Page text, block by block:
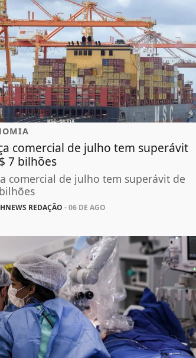
comercial de julho tem superávit
7 bilhões
comercial de julho tem superávit de
REDAÇÃO - 06 DE AGO